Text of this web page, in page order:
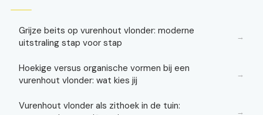
Grijze beits op vurenhout vlonder: moderne
uitstraling stap voor stap
→
Hoekige versus organische vormen bij een
vurenhout vlonder: wat kies jij
→
Vurenhout vlonder als zithoek in de tuin:
→